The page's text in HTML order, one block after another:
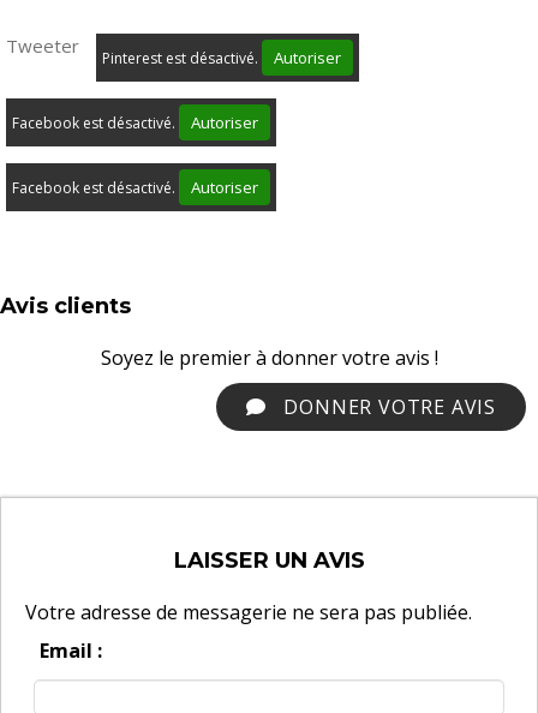
Tweeter
Pinterest est désactivé. Autoriser
Facebook est désactivé. Autoriser
Facebook est désactivé. Autoriser
Avis clients
Soyez le premier à donner votre avis !
DONNER VOTRE AVIS
LAISSER UN AVIS
Votre adresse de messagerie ne sera pas publiée.
Email :